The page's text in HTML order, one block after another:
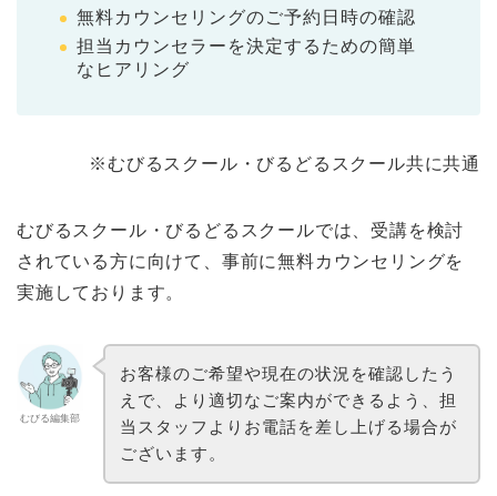
無料カウンセリングのご予約日時の確認
担当カウンセラーを決定するための簡単
なヒアリング
※むびるスクール・びるどるスクール共に共通
むびるスクール・びるどるスクールでは、受講を検討
されている方に向けて、事前に無料カウンセリングを
実施しております。
むびる編集部
お客様のご希望や現在の状況を確認したう
えで、より適切なご案内ができるよう、担
当スタッフよりお電話を差し上げる場合が
ございます。